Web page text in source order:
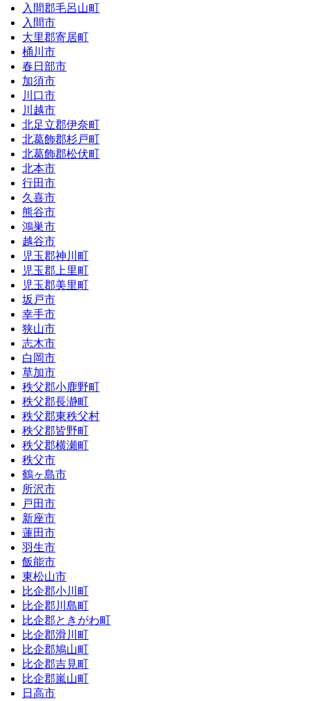
入間郡毛呂山町
入間市
大里郡寄居町
桶川市
春日部市
加須市
川口市
川越市
北足立郡伊奈町
北葛飾郡杉戸町
北葛飾郡松伏町
北本市
行田市
久喜市
熊谷市
鴻巣市
越谷市
児玉郡神川町
児玉郡上里町
児玉郡美里町
坂戸市
幸手市
狭山市
志木市
白岡市
草加市
秩父郡小鹿野町
秩父郡長瀞町
秩父郡東秩父村
秩父郡皆野町
秩父郡横瀬町
秩父市
鶴ヶ島市
所沢市
戸田市
新座市
蓮田市
羽生市
飯能市
東松山市
比企郡小川町
比企郡川島町
比企郡ときがわ町
比企郡滑川町
比企郡鳩山町
比企郡吉見町
比企郡嵐山町
日高市